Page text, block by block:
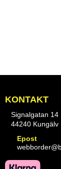
KONTAKT
Signalgatan 14
44240 Kungälv
Epost